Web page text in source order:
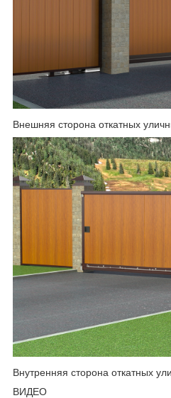
Внешняя сторона откатных
Внутренняя сторона откатных
ВИДЕО